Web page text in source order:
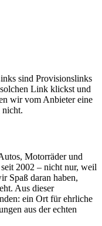
sind Provisionslinks
Link klickst und
wir vom Anbieter eine
nicht.
Motorräder und
2002 – nicht nur, weil
Spaß daran haben,
Aus dieser
ein Ort für ehrliche
aus der echten